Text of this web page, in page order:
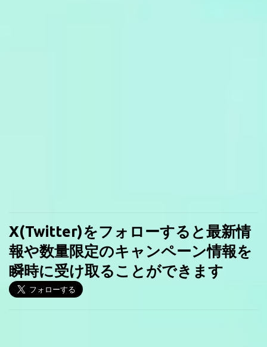
X(Twitter)をフォローすると最新情
報や数量限定のキャンペーン情報を
瞬時に受け取ることができます